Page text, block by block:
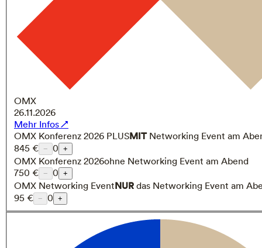
OMX
26.11.2026
Mehr Infos ↗
OMX Konferenz 2026 PLUSMITNetworking Event am
845 € − 0 +
OMX Konferenz 2026ohne Networking Event am Abend
750 € − 0 +
OMX Networking EventNUR das Networking Event am
95 € − 0 +